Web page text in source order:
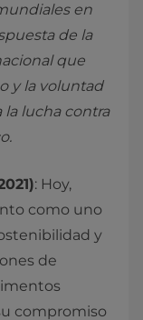
en
de la
que
y la voluntad
lucha contra
: Hoy,
como uno
y
de
compromiso